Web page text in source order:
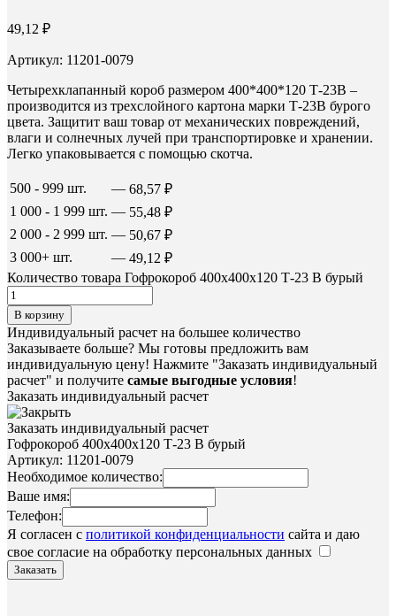
49,12 ₽
Артикул: 11201-0079
Четырехклапанный короб размером 400*400*120 Т-23В –
производится из трехслойного картона марки Т-23В бурого
цвета. Защитит ваш товар от механических повреждений,
влаги и солнечных лучей при транспортировке и хранении.
Легко упаковывается с помощью скотча.
500 - 999 шт. — 68,57 ₽
1 000 - 1 999 шт. — 55,48 ₽
2 000 - 2 999 шт. — 50,67 ₽
3 000+ шт.
— 49,12 ₽
Количество товара Гофрокороб 400х400х120 Т-23 В бурый
В корзину
Индивидуальный расчет на большее количество
Заказываете больше? Мы готовы предложить вам
индивидуальную цену! Нажмите "Заказать индивидуальный
расчет" и получите самые выгодные условия!
Заказать индивидуальный расчет
Заказать индивидуальный расчет
Гофрокороб 400х400х120 Т-23 В бурый
Артикул: 11201-0079
Необходимое количество:
Ваше имя:
Телефон:
Я согласен с политикой конфиденциальности сайта и даю
свое согласие на обработку персональных данных
Заказать